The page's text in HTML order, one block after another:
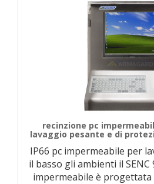
recinzione pc
lavaggio pesante e di
IP66 pc impermeabile per
il basso gli ambienti il
impermeabile è